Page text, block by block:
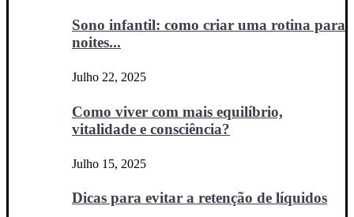
Sono infantil: como criar uma rotina para
noites...
Julho 22, 2025
Como viver com mais equilíbrio,
vitalidade e consciência?
Julho 15, 2025
Dicas para evitar a retenção de líquidos